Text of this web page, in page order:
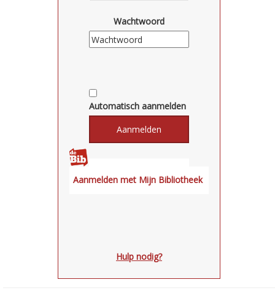
Wachtwoord
Automatisch aanmelden
Hulp nodig?